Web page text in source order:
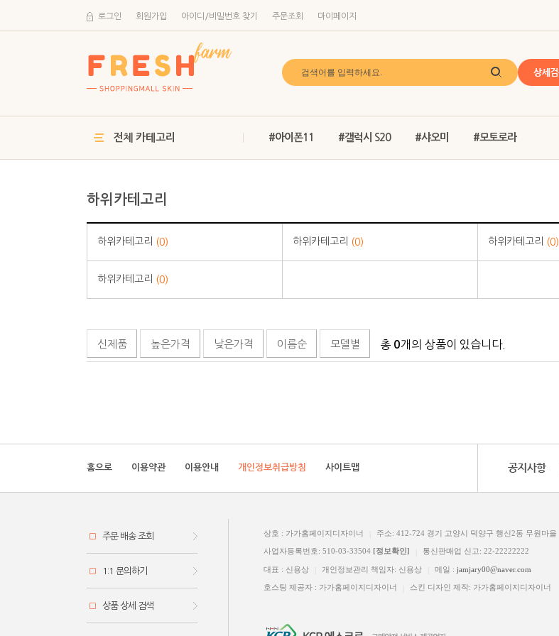
로그인 회원가입 아이디/비밀번호 찾기 주문조회 마이페이지
전체 카테고리 #아이폰11 #갤럭시 S20 #샤오미 #모토로라
하위카테고리
하위카테고리 (0) 하위카테고리 (0) 하위카테고리 (0)
하위카테고리 (0)
신제품 높은가격 낮은가격 이름순 모델별 총 0개의 상품이 있습니다.
홈으로 이용약관 이용안내 개인정보취급방침 사이트맵
주문 배송 조회
1:1 문의하기
상품 상세 검색
상호 : 가가홈페이지디자이너 주소: 412-724 경기 고양시 덕양구 행신2동 무원마을
사업자등록번호: 510-03-33504 [정보확인] 통신판매업 신고: 22-22222222
대표 : 신용상 개인정보관리 책임자: 신용상 메일 : jamjary00@naver.com
호스팅 제공자 : 가가홈페이지디자이너 스킨 디자인 제작: 가가홈페이지디자이너